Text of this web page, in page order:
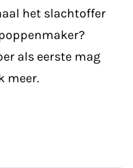
het slachtoffer
als eerste mag
meer.